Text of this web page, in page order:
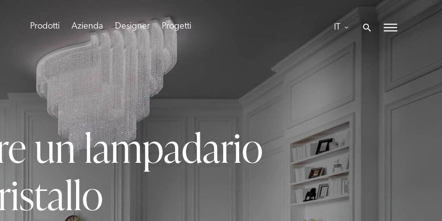
Prodotti Azienda Designer Progetti IT
un lampadario